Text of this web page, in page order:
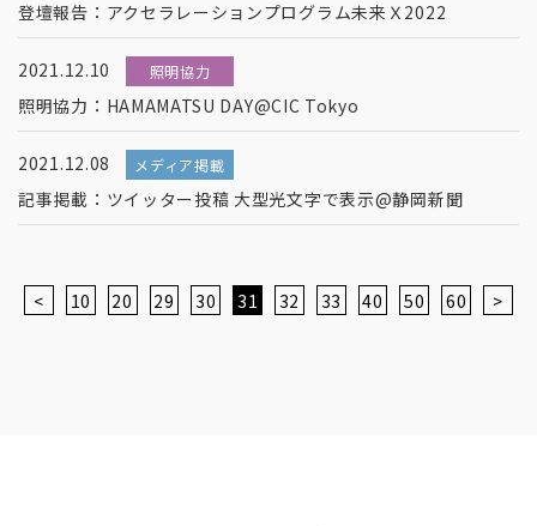
登壇報告：アクセラレーションプログラム未来Ｘ2022
2021.12.10 照明協力
照明協力：HAMAMATSU DAY@CIC Tokyo
2021.12.08 メディア掲載
記事掲載：ツイッター投稿 大型光文字で表示@静岡新聞
< 10 20 29 30 31 32 33 40 50 60 >